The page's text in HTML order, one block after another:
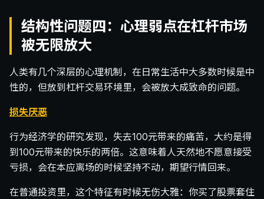
结构性问题四：心理弱点在杠杆市场
被无限放大
人类有几个深层的心理机制，在日常生活中大多数时候是中
性的，但放到杠杆交易环境里，会被放大成致命的问题。
损失厌恶
行为经济学的研究发现，失去100元带来的痛苦，大约是得
到100元带来的快乐的两倍。这意味着人天然地不愿意接受
亏损，会在本应离场的时候坚持不动，期望行情回来。
在普通投资里，这个特征有时候无伤大雅：你买了股票套住